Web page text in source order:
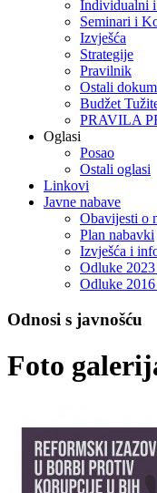
Individualni
Seminari i
Izvješća
Strategije
Pravilnik
Ostali
Budžet
PRAVILA
Oglasi
Posao
Ostali oglasi
Linkovi
Javne nabave
Obavijesti o
Plan nabavki
Izvješća i
Odluke
Odluke
Odnosi s javnošću
Foto